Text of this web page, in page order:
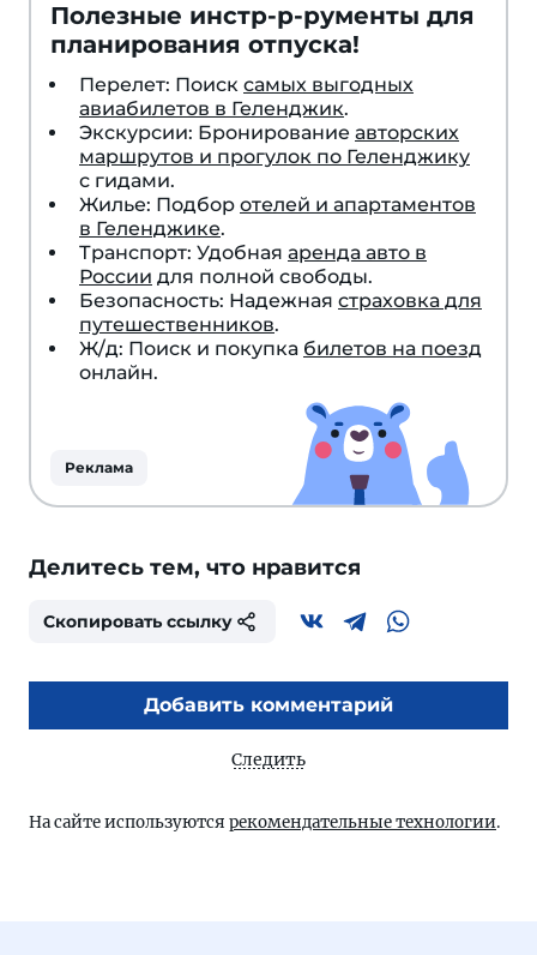
Полезные инстр-р-рументы для
планирования отпуска!
Перелет: Поиск самых выгодных
авиабилетов в Геленджик.
Экскурсии: Бронирование авторских
маршрутов и прогулок по Геленджику
с гидами.
Жилье: Подбор отелей и апартаментов
в Геленджике.
Транспорт: Удобная аренда авто в
России для полной свободы.
Безопасность: Надежная страховка для
путешественников.
Ж/д: Поиск и покупка билетов на поезд
онлайн.
Реклама
Делитесь тем, что нравится
Скопировать ссылку
Добавить комментарий
Следить
На сайте используются рекомендательные технологии.